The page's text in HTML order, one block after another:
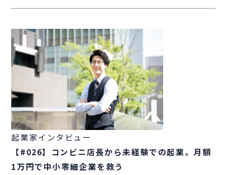
起業家インタビュー
【#026】コンビニ店長から未経験での起業。月額
1万円で中小零細企業を救う